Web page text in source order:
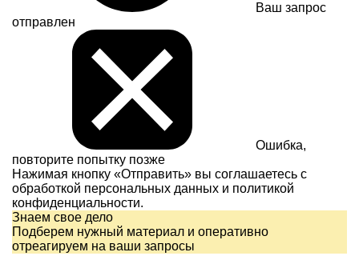
Ваш запрос
отправлен
Ошибка,
повторите попытку позже
Нажимая кнопку «Отправить» вы соглашаетесь с
обработкой персональных данных и политикой
конфиденциальности.
Знаем свое дело
Подберем нужный материал и оперативно
отреагируем на ваши запросы